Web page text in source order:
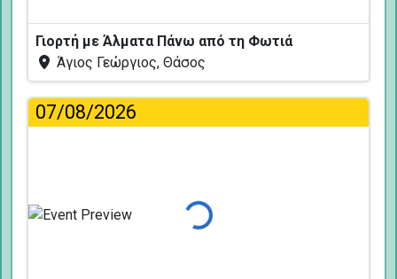
Γιορτή με Άλματα Πάνω από τη Φωτιά
Άγιος Γεώργιος, Θάσος
07/08/2026
Φόρτωση...